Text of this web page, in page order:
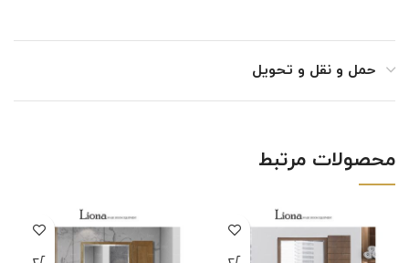
حمل و نقل و تحویل
محصولات مرتبط